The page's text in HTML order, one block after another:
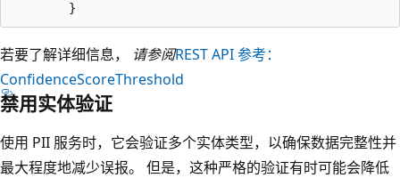
若要了解详细信息， 请参阅REST API 参考：
ConfidenceScoreThreshold
禁用实体验证
使用 PII 服务时，它会验证多个实体类型，以确保数据完整性并
最大程度地减少误报。 但是，这种严格的验证有时可能会降低